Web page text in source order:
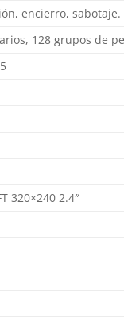
encierro, sabotaje.
128 grupos de
320×240 2.4″